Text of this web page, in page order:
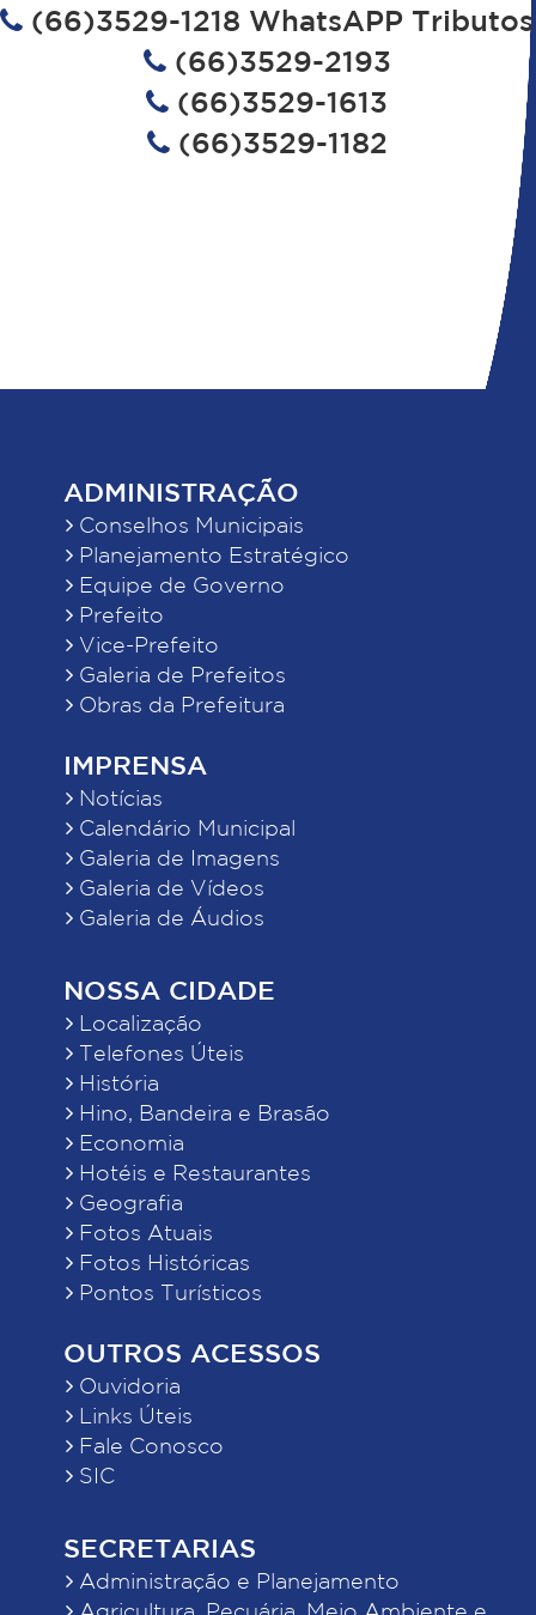
(66)3529-1218 WhatsAPP Tributos
(66)3529-2193
(66)3529-1613
(66)3529-1182
ADMINISTRAÇÃO
Conselhos Municipais
Planejamento Estratégico
Equipe de Governo
Prefeito
Vice-Prefeito
Galeria de Prefeitos
Obras da Prefeitura
IMPRENSA
Notícias
Calendário Municipal
Galeria de Imagens
Galeria de Vídeos
Galeria de Áudios
NOSSA CIDADE
Localização
Telefones Úteis
História
Hino, Bandeira e Brasão
Economia
Hotéis e Restaurantes
Geografia
Fotos Atuais
Fotos Históricas
Pontos Turísticos
OUTROS ACESSOS
Ouvidoria
Links Úteis
Fale Conosco
SIC
SECRETARIAS
Administração e Planejamento